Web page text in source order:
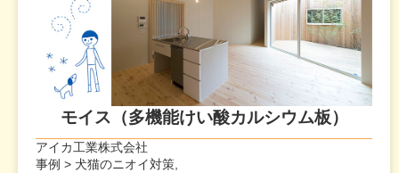
モイス（多機能けい酸カルシウム板）
アイカ工業株式会社
事例 > 犬猫のニオイ対策,